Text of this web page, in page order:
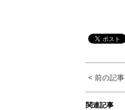
< 前の記事
関連記事